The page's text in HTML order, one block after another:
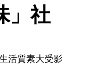
」社
活質素大受影